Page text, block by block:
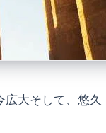
広大そして、悠久